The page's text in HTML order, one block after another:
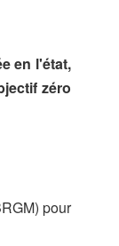
en l'état,
zéro
pour